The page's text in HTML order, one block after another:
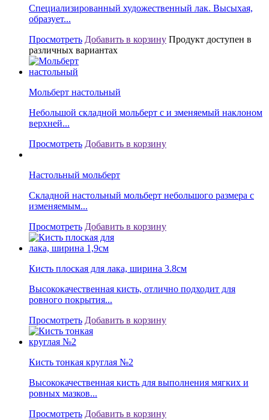
Специализированный художественный лак. Высыхая,
образует...
Просмотреть Добавить в корзину Продукт доступен в
различных вариантах
Мольберт настольный
Небольшой складной мольберт с и зменяемый наклоном
верхней...
Просмотреть Добавить в корзину
Настольный мольберт
Складной настольный мольберт небольшого размера с
изменяемым...
Просмотреть Добавить в корзину
Кисть плоская для лака, ширина 3.8см
Высококачественная кисть, отлично подходит для
ровного покрытия...
Просмотреть Добавить в корзину
Кисть тонкая круглая №2
Высококачественная кисть для выполнения мягких и
ровных мазков...
Просмотреть Добавить в корзину